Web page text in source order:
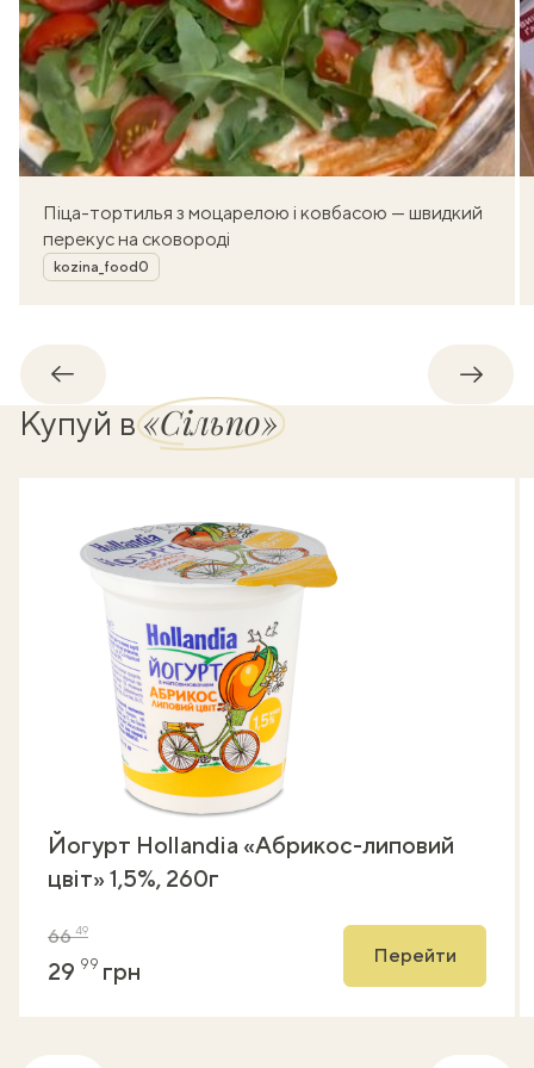
Піца-тортилья з моцарелою і ковбасою — швидкий
перекус на сковороді
Автор
kozina_food0
Назад
Купуй в«Сільпо»
Йогурт Hollandia «Абрикос-липовий
цвіт» 1,5%, 260г
6649
29 99 грн
Перейти